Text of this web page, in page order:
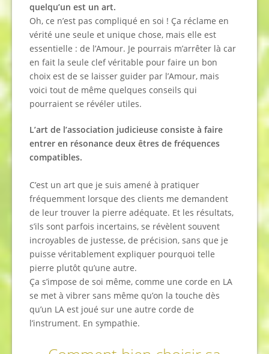
quelqu’un est un art.
Oh, ce n’est pas compliqué en soi ! Ça réclame en
vérité une seule et unique chose, mais elle est
essentielle : de l’Amour. Je pourrais m’arrêter là car
en fait la seule clef véritable pour faire un bon
choix est de se laisser guider par l’Amour, mais
voici tout de même quelques conseils qui
pourraient se révéler utiles.
L’art de l’association judicieuse consiste à faire
entrer en résonance deux êtres de fréquences
compatibles.
C’est un art que je suis amené à pratiquer
fréquemment lorsque des clients me demandent
de leur trouver la pierre adéquate. Et les résultats,
s’ils sont parfois incertains, se révèlent souvent
incroyables de justesse, de précision, sans que je
puisse véritablement expliquer pourquoi telle
pierre plutôt qu’une autre.
Ça s’impose de soi même, comme une corde en LA
se met à vibrer sans même qu’on la touche dès
qu’un LA est joué sur une autre corde de
l’instrument. En sympathie.